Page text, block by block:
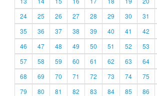
24
25 26 27 28 29 30 31
35
36 37 38 39 40 41 42
46
47 48 49 50 51 52 53
57
58 59 60 61 62 63 64
68
69 70 71 72 73 74 75
79
80 81 82 83 84 85 86